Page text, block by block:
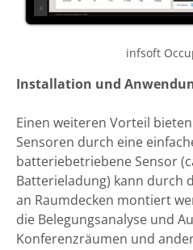
infsoft
Installation und
Einen weiteren Vorteil
Sensoren durch eine
batteriebetriebene Sensor
Batterieladung) kann durch
an Raumdecken montiert
die Belegungsanalyse und
Konferenzräumen und